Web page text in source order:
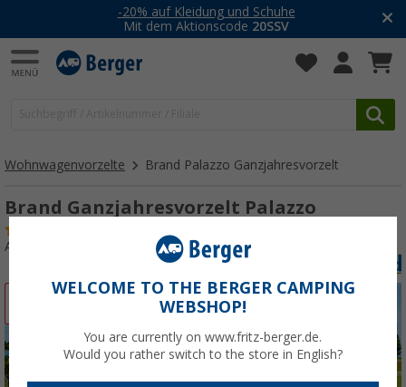
-20% auf Kleidung und Schuhe
Mit dem Aktionscode 20SSV
Wohnwagenvorzelte Brand Palazzo Ganzjahresvorzelt
Brand Ganzjahresvorzelt Palazzo
Art.-Nr.: 276720958
WELCOME TO THE BERGER CAMPING
WEBSHOP!
You are currently on www.fritz-berger.de.
Would you rather switch to the store in English?